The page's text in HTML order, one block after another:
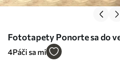
Fototapety Ponorte sa do
4Páči sa mi